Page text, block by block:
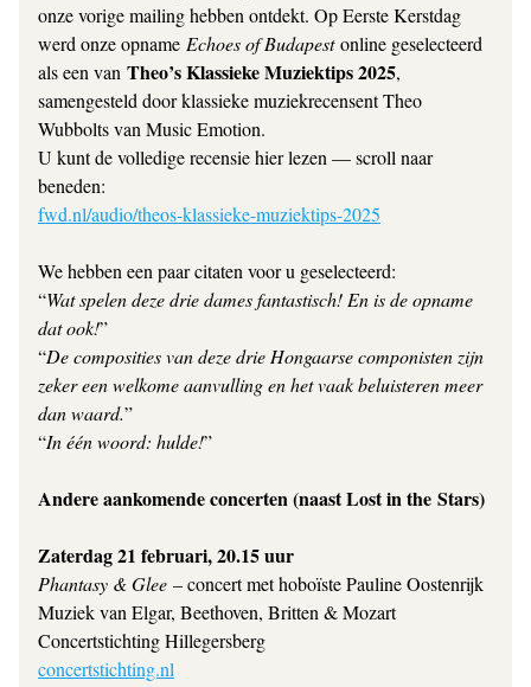
onze vorige mailing hebben ontdekt. Op Eerste Kerstdag
werd onze opname Echoes of Budapest online geselecteerd
als een van Theo’s Klassieke Muziektips 2025,
samengesteld door klassieke muziekrecensent Theo
Wubbolts van Music Emotion.
U kunt de volledige recensie hier lezen — scroll naar
beneden:
fwd.nl/audio/theos-klassieke-muziektips-2025
We hebben een paar citaten voor u geselecteerd:
“Wat spelen deze drie dames fantastisch! En is de opname
dat ook!”
“De composities van deze drie Hongaarse componisten zijn
zeker een welkome aanvulling en het vaak beluisteren meer
dan waard.”
“In één woord: hulde!”
Andere aankomende concerten (naast Lost in the Stars)
Zaterdag 21 februari, 20.15 uur
Phantasy & Glee – concert met hoboïste Pauline Oostenrijk
Muziek van Elgar, Beethoven, Britten & Mozart
Concertstichting Hillegersberg
concertstichting.nl